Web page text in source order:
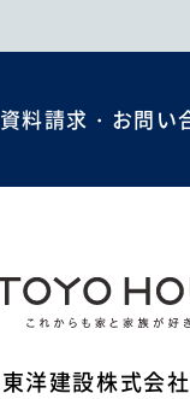
資料請求・お問い
東洋建設株式会社